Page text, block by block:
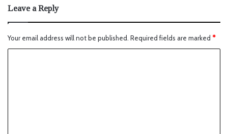
Leave a Reply
Your email address will not be published. Required fields are marked *